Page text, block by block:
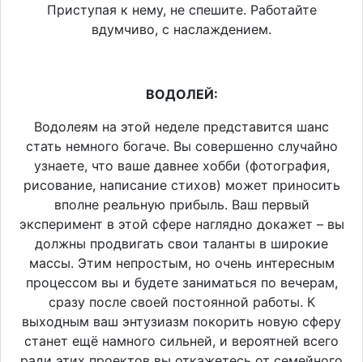
Приступая к нему, не спешите. Работайте
вдумчиво, с наслаждением.
ВОДОЛЕЙ:
Водолеям на этой неделе представится шанс
стать немного богаче. Вы совершенно случайно
узнаете, что ваше давнее хобби (фотография,
рисование, написание стихов) может приносить
вполне реальную прибыль. Ваш первый
эксперимент в этой сфере наглядно докажет – вы
должны продвигать свои таланты в широкие
массы. Этим непростым, но очень интересным
процессом вы и будете заниматься по вечерам,
сразу после своей постоянной работы. К
выходным ваш энтузиазм покорить новую сферу
станет ещё намного сильней, и вероятней всего